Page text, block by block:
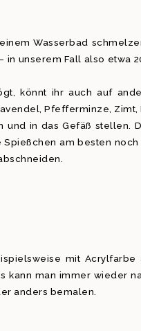
Wasserbad
in unserem Fall also
könnt ihr auch auf
Pfefferminze, Zimt,
und in das Gefäß stellen.
am besten
mit
kann man immer wieder
anders bemalen.